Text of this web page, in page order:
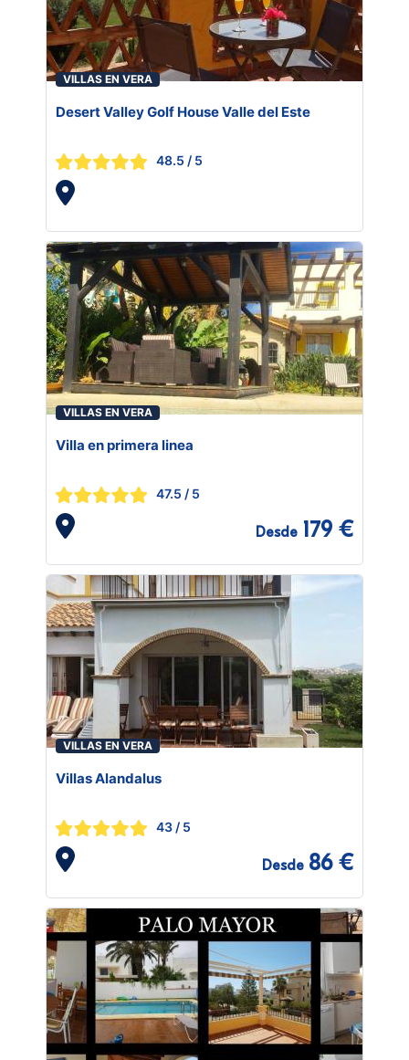
VILLAS EN VERA
Desert Valley Golf House Valle del Este
48.5 / 5
VILLAS EN VERA
Villa en primera linea
47.5 / 5
Desde 179 €
VILLAS EN VERA
Villas Alandalus
43 / 5
Desde 86 €